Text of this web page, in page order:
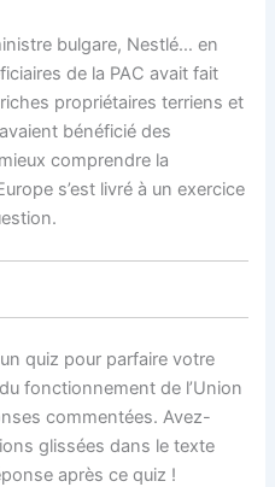
bulgare, Nestlé… en
de la PAC avait fait
propriétaires terriens et
bénéficié des
comprendre la
s’est livré à un exercice
quiz pour parfaire votre
fonctionnement de l’Union
commentées. Avez-
glissées dans le texte
après ce quiz !